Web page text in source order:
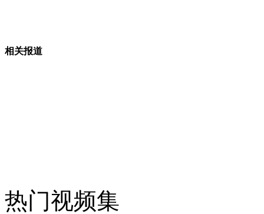
外交部：有关国家言论片面不公正
相关报道
热门视频集